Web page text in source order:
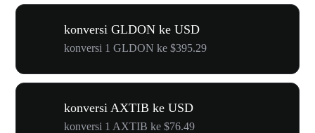
konversi GLDON ke USD
konversi 1 GLDON ke $395.29
konversi AXTIB ke USD
konversi 1 AXTIB ke $76.49